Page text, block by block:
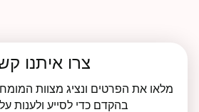
צרו איתנו קשר
מלאו את הפרטים ונציג מצוות המומחים
בהקדם כדי לסייע ולענות על